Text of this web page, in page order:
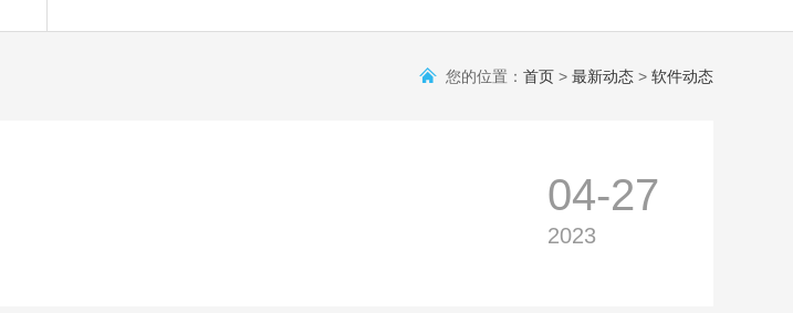
您的位置： 首页 > 最新动态 > 软件动态
04-27
2023